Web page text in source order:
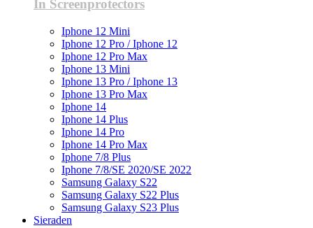
In Screenprotectors
Iphone 12 Mini
Iphone 12 Pro / Iphone 12
Iphone 12 Pro Max
Iphone 13 Mini
Iphone 13 Pro / Iphone 13
Iphone 13 Pro Max
Iphone 14
Iphone 14 Plus
Iphone 14 Pro
Iphone 14 Pro Max
Iphone 7/8 Plus
Iphone 7/8/SE 2020/SE 2022
Samsung Galaxy S22
Samsung Galaxy S22 Plus
Samsung Galaxy S23 Plus
Sieraden